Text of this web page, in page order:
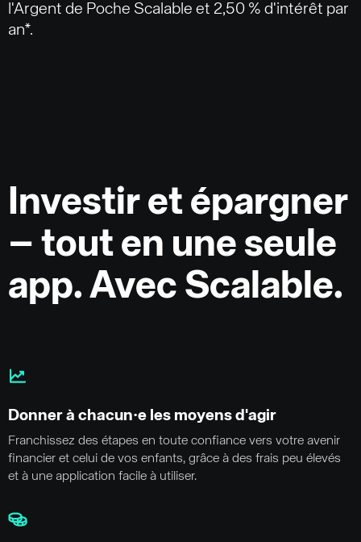
l'Argent de Poche Scalable et 2,50 % d'intérêt par
an*.
Investir et épargner
– tout en une seule
app. Avec Scalable.
Donner à chacun·e les moyens d'agir
Franchissez des étapes en toute confiance vers votre avenir
financier et celui de vos enfants, grâce à des frais peu élevés
et à une application facile à utiliser.